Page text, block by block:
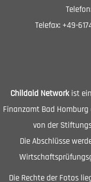
Telefax: +49-
Childaid Network ist
Finanzamt Bad
von der
Die Abschlüsse
Die Rechte der Fotos